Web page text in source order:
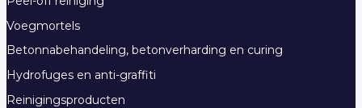
Voegmortels
Betonnabehandeling, betonverharding en curing
Hydrofuges en anti-graffiti
Reinigingsproducten